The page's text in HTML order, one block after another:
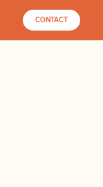
CONTACT